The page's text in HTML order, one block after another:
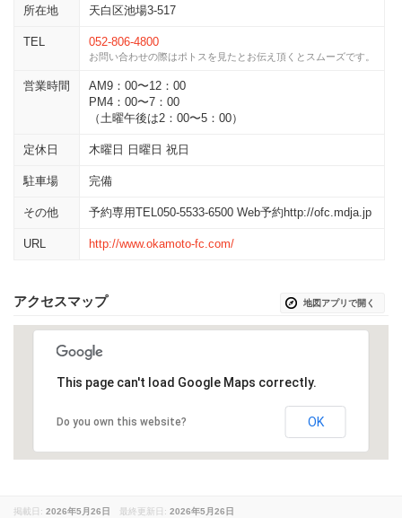
所在地 天白区池場3-517
TEL 052-806-4800
お問い合わせの際はポトスを見たとお伝え頂くとスムーズです。
営業時間
AM9：00〜12：00
PM4：00〜7：00
（土曜午後は2：00〜5：00）
定休日 木曜日 日曜日 祝日
駐車場 完備
その他 予約専用TEL050-5533-6500 Web予約http://ofc.mdja.jp
URL http://www.okamoto-fc.com/
アクセスマップ 地図アプリで開く
This page can't load Google Maps correctly.
Do you own this website? OK
掲載日: 2026年5月26日 最終更新日: 2026年5月26日